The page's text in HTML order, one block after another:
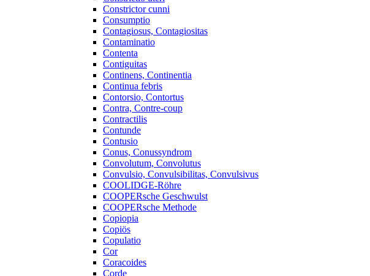
Constrictor cunni
Consumptio
Contagiosus, Contagiositas
Contaminatio
Contenta
Contiguitas
Continens, Continentia
Continua febris
Contorsio, Contortus
Contra, Contre-coup
Contractilis
Contunde
Contusio
Conus, Conussyndrom
Convolutum, Convolutus
Convulsio, Convulsibilitas, Convulsivus
COOLIDGE-Röhre
COOPERsche Geschwulst
COOPERsche Methode
Copiopia
Copiös
Copulatio
Cor
Coracoides
Corde